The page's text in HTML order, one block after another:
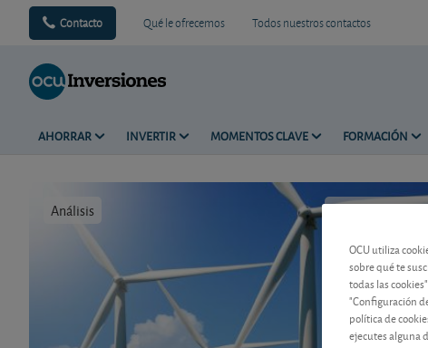
Contacto Qué le ofrecemos Todos nuestros contactos
AHORRAR INVERTIR MOMENTOS CLAVE FORMACIÓN
Análisis Tiempo de
OCU utiliza
sobre qué te
todas las
"Configuración
política de
ejecutes alguna